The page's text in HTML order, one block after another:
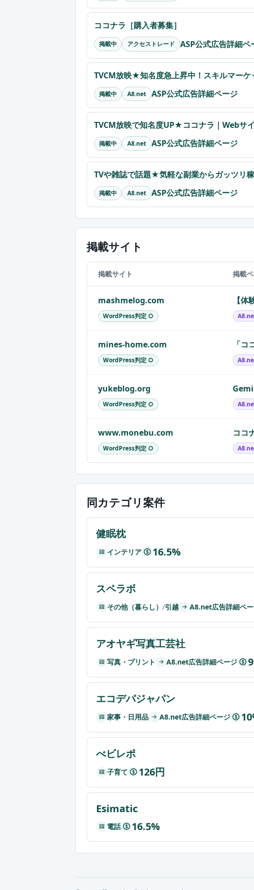
ココナラ［購入者募集］
掲載中 アクセストレード ASP公式広告詳細ペ
TVCM放映★知名度急上昇中！スキルマー
掲載中 A8.net ASP公式広告詳細ページ
TVCM放映で知名度UP★ココナラ｜Webサ
掲載中 A8.net ASP公式広告詳細ページ
TVや雑誌で話題★気軽な副業からガッツリ
掲載中 A8.net ASP公式広告詳細ページ
掲載サイト
掲載サイト 掲載
mashmelog.com
WordPress判定 ○
【
mines-home.com
WordPress判定 ○
「
yukeblog.org
WordPress判定 ○
www.monebu.com
WordPress判定 ○
ココ
同カテゴリ案件
健眠枕
インテリア $ 16.5%
スペラボ
その他（暮らし） /引越 A8.net広告詳細ペ
アオヤギ写真工芸社
写真・プリント A8.net広告詳細ページ $
エコデパジャパン
家事・日用品 A8.net広告詳細ページ $
べビレポ
子育て $ 126円
Esimatic
電話 $ 16.5%